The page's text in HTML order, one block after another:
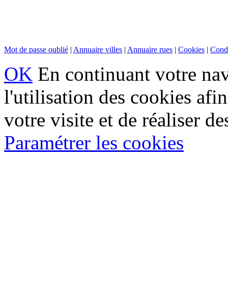
Mot de passe oublié | Annuaire villes | Annuaire rues | Cookies |
OK En continuant votre
l'utilisation des cookies
votre visite et de réaliser
Paramétrer les cookies